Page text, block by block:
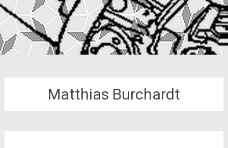
Matthias Burchardt